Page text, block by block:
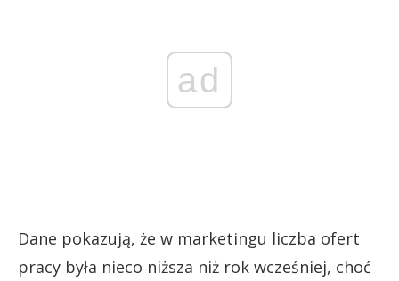
ad
Dane pokazują, że w marketingu liczba ofert
pracy była nieco niższa niż rok wcześniej, choć